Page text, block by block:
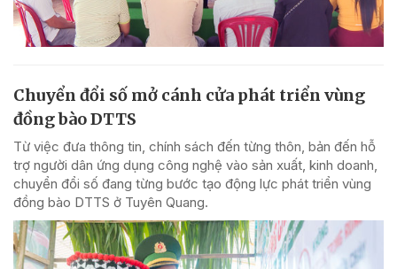
Chuyển đổi số mở cánh cửa phát triển vùng
đồng bào DTTS
Từ việc đưa thông tin, chính sách đến từng thôn, bản đến hỗ
trợ người dân ứng dụng công nghệ vào sản xuất, kinh doanh,
chuyển đổi số đang từng bước tạo động lực phát triển vùng
đồng bào DTTS ở Tuyên Quang.